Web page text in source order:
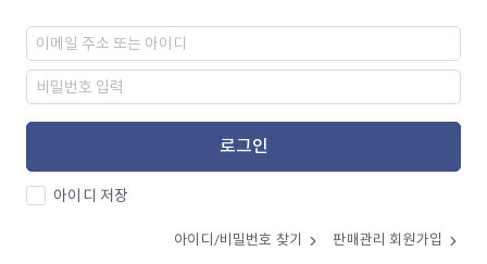
로그인
아이디 저장
아이디/비밀번호 찾기 판매관리 회원가입